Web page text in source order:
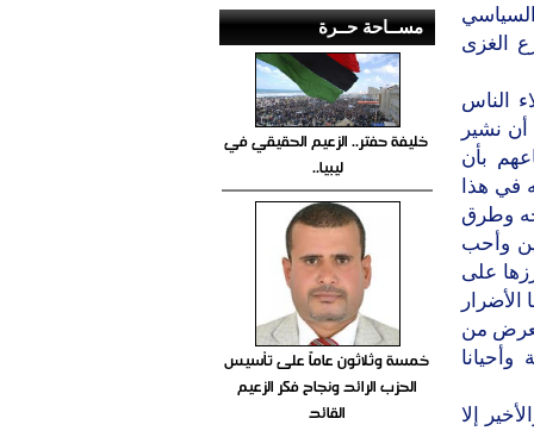
الغزى
الناس
نشير
بأن
في هذا
وطرق
وأحب
على
تعرض من
إلا
مســاحة حــرة
خليفة حفتر.. الزعيم الحقيقي في
ليبيا..
خمسة وثلاثون عاماً على تأسيس
الحزب الرائد ونجاح فكر الزعيم
القائد